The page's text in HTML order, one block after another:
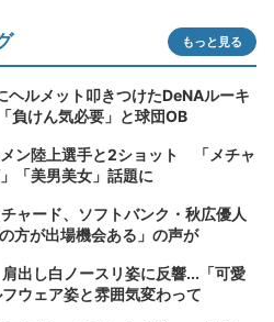
もっと見る
ヘルメット叩きつけたDeNAルーキ
けん気必要」と球団OB
ン陸上選手と2ショット 「メチャ
「美男美女」話題に
ャード、ソフトバンク・秋広優人
方が出場機会ある」の声が
出し白ノースリ姿に反響...「可愛
ウェア姿と雰囲気変わって